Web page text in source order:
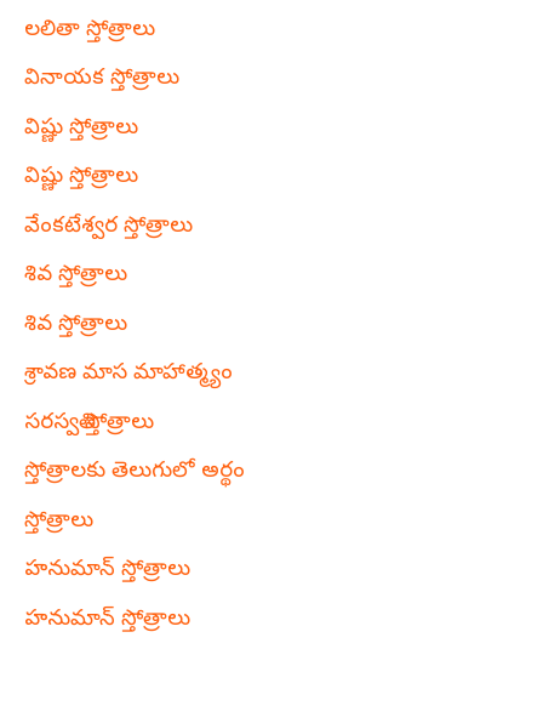
లలితా స్తోత్రాలు
వినాయక స్తోత్రాలు
విష్ణు స్తోత్రాలు
విష్ణు స్తోత్రాలు
వేంకటేశ్వర స్తోత్రాలు
శివ స్తోత్రాలు
శివ స్తోత్రాలు
శ్రావణ మాస మాహాత్మ్యం
సరస్వతి స్తోత్రాలు
స్తోత్రాలకు తెలుగులో అర్థం
స్తోత్రాలు
హనుమాన్ స్తోత్రాలు
హనుమాన్ స్తోత్రాలు